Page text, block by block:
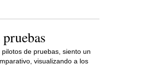
de pruebas, siento un
visualizando a los